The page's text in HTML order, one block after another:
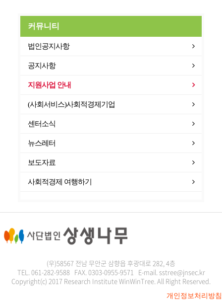
커뮤니티
법인공지사항
공지사항
지원사업 안내
(사회서비스)사회적경제기업
센터소식
뉴스레터
보도자료
사회적경제 여행하기
(우)58567 전남 무안군 삼향읍 후광대로 282, 4층
TEL. 061-282-9588 FAX. 0303-0955-9571 E-mail. sstree@jnsec.kr
Copyright(c) 2017 Research Institute WinWinTree. All Right Reserved.
개인정보처리방침